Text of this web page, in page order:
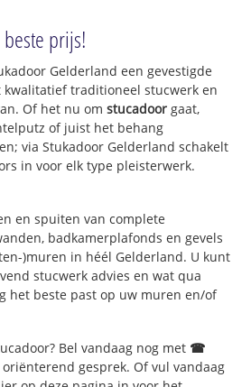
prijs!
Gelderland een gevestigde
traditioneel stucwerk en
Of het nu omstucadoor gaat,
of juist het behang
via Stukadoor Gelderland schakelt
in voor elk type pleisterwerk.
en spuiten van complete
badkamerplafonds en gevels
)muren in héél Gelderland. U kunt
stucwerk advies en wat qua
het beste past op uw muren en/of
Bel vandaag nog met ☎
gesprek. Of vul vandaag